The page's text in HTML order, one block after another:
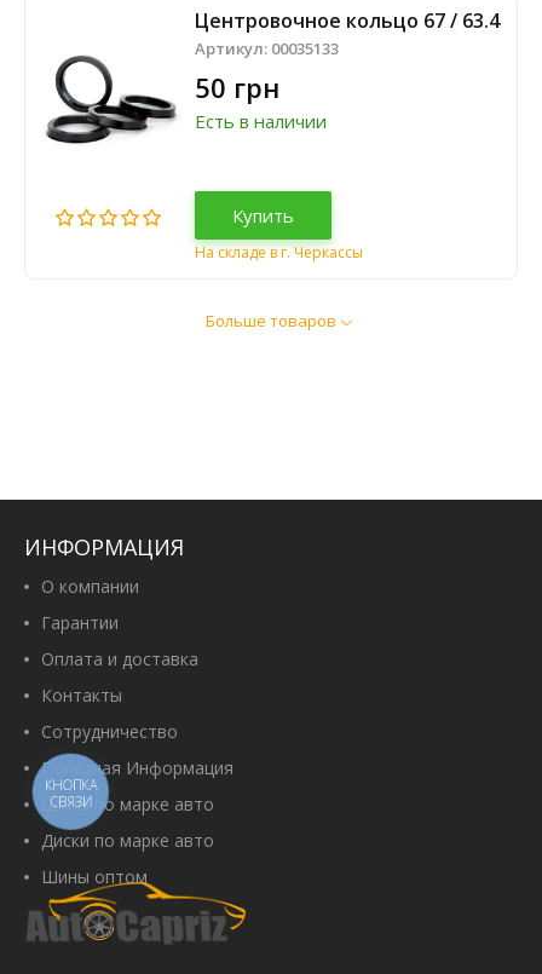
Центровочное кольцо 67 / 63.4
Артикул: 00035133
50 грн
Есть в наличии
Купить
На складе в г. Черкассы
Больше товаров
ИНФОРМАЦИЯ
О компании
Гарантии
Оплата и доставка
Контакты
Сотрудничество
Полезная Информация
Шины по марке авто
Диски по марке авто
Шины оптом
КНОПКА
СВЯЗИ